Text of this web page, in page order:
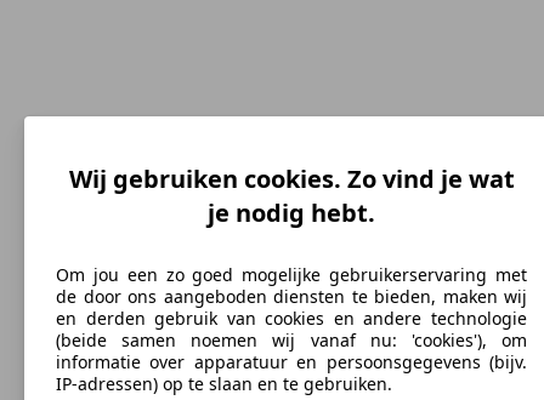
Topsnelheid (km/h)
Diesel
Wij gebruiken cookies. Zo vind je wat
je nodig hebt.
Om jou een zo goed mogelijke gebruikerservaring met
de door ons aangeboden diensten te bieden, maken wij
en derden gebruik van cookies en andere technologie
(beide samen noemen wij vanaf nu: 'cookies'), om
informatie over apparatuur en persoonsgegevens (bijv.
IP-adressen) op te slaan en te gebruiken.